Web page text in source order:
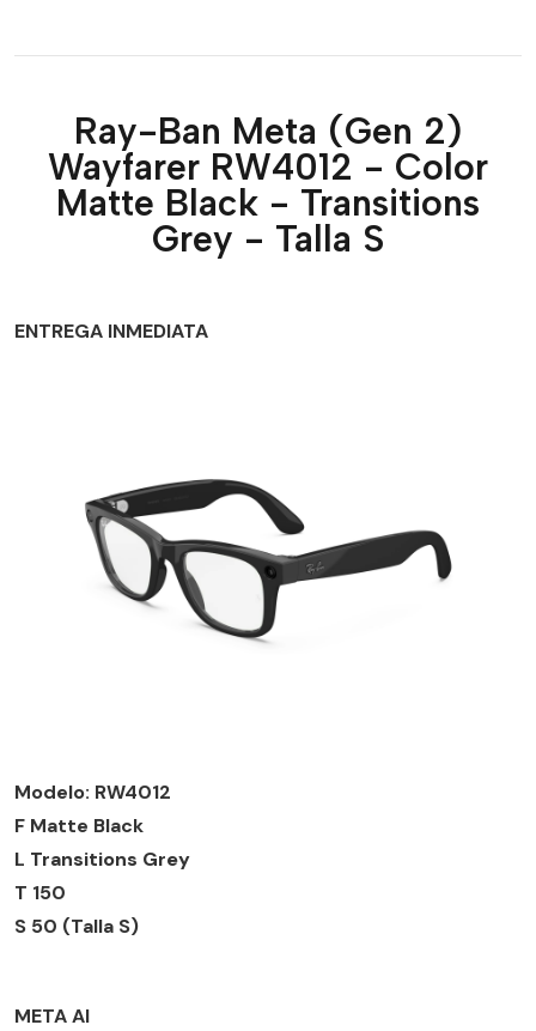
Ray-Ban Meta (Gen 2)
Wayfarer RW4012 - Color
Matte Black - Transitions
Grey - Talla S
ENTREGA INMEDIATA
Modelo: RW4012
F Matte Black
L Transitions Grey
T 150
S 50 (Talla S)
META AI